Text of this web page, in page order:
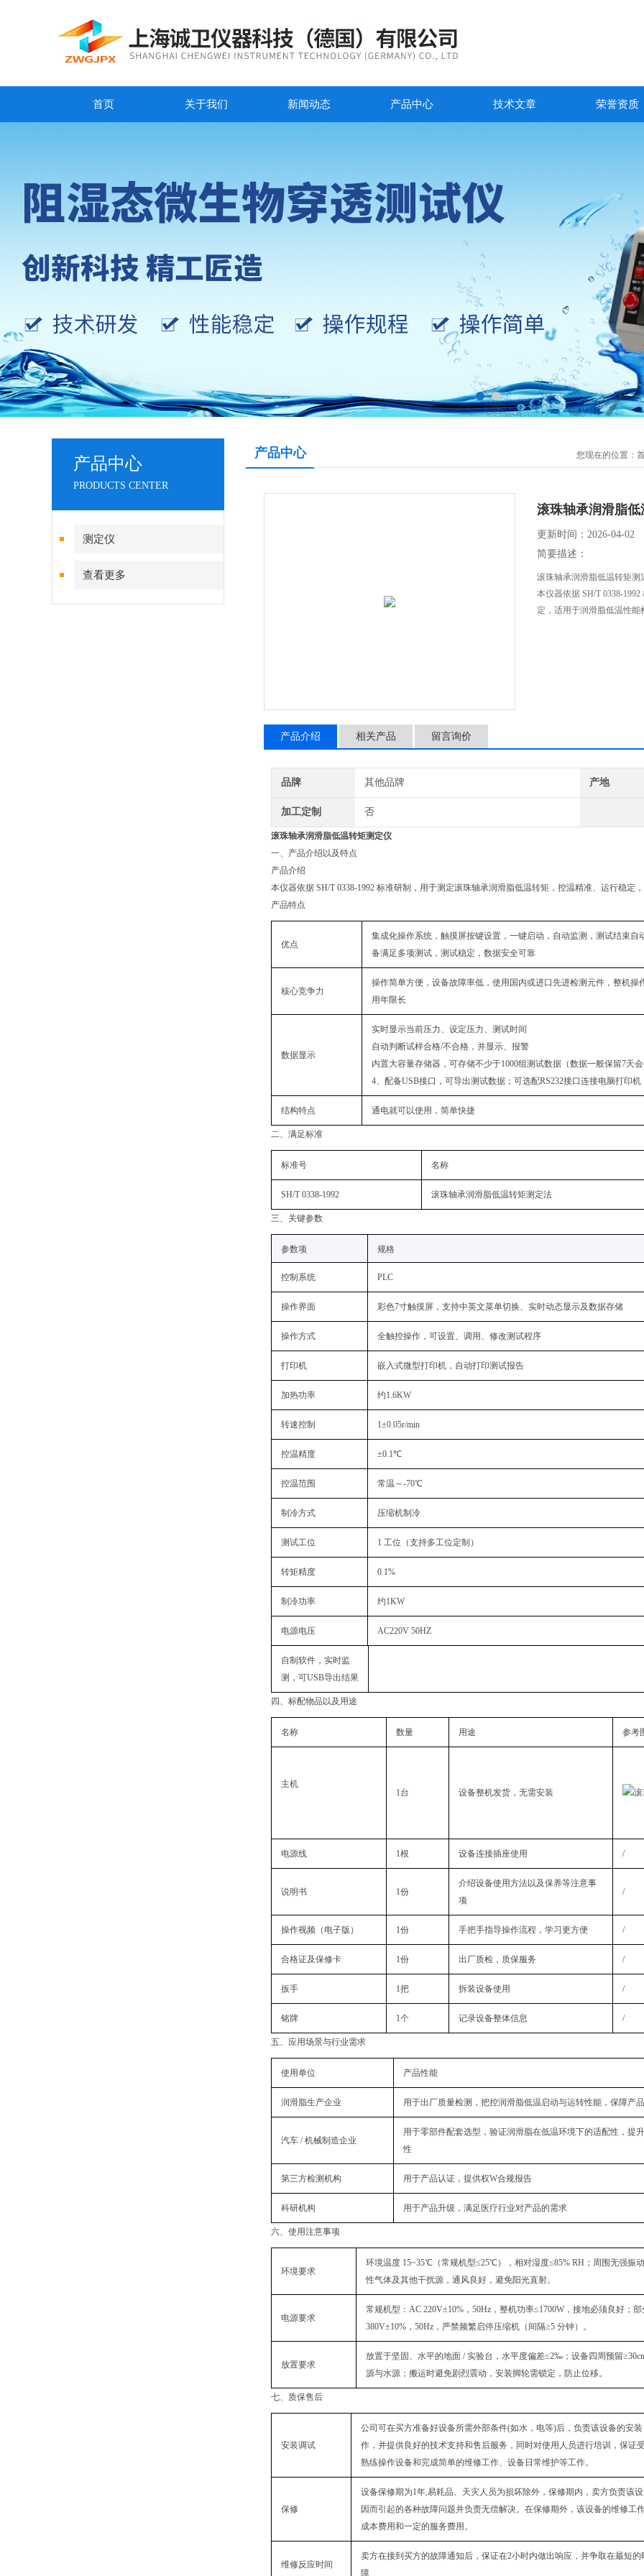
首页 关于我们 新闻动态 产品中心 技术文章 荣誉资质
产品中心
PRODUCTS CENTER
测定仪
查看更多
产品中心 您现在的位置：
滚珠轴承润滑脂
更新时间：2026-04-02
简要描述：
滚珠轴承润滑脂低温转矩测
本仪器依据 SH/T 0338-
定，适用于润滑脂低温性能
产品介绍 相关产品 留言询价
品牌 其他品牌 产地
加工定制 否
滚珠轴承润滑脂低温转矩测定仪
‌一、 产品介绍以及特点
产品介绍
本仪器依据 SH/T 0338-1992 标准研制，用于测定滚珠轴承润滑脂低温转矩，控温精准、运行稳定
产品特点
优点
集成化操作系统，触摸屏按键设置，一键启动，自动监测，测试结束自
备满足多项测试，测试稳定，数据安全可靠
核心竞争力
操作简单方便，设备故障率低，使用国内或进口先进检测元件，整机操
用年限长
数据显示
实时显示当前压力、设定压力、测试时间
自动判断试样合格/不合格，并显示、报警
内置大容量存储器，可存储不少于1000组测试数据（数据一般保留7天
4、配备USB接口，可导出测试数据；可选配RS232接口连接电脑打印机
结构特点 通电就可以使用，简单快捷
二、满足标准
标准号 名称
SH/T 0338-1992 滚珠轴承润滑脂低温转矩测定法
三、关键参数
‌参数项‌ 规格‌
控制系统 PLC
操作界面 彩色7寸触摸屏， 支持中英文菜单切换、实时动态显示及数据存储
操作方式 全触控操作，可设置、调用、修改测试程序
打印机 嵌入式微型打印机，自动打印测试报告
加热功率 约1.6KW
转速控制 1±0.05r/min
控温精度 ±0.1℃
控温范围 常温～-70℃
制冷方式 压缩机制冷
测试工位 1 工位（支持多工位定制）
转矩精度 0.1%
制冷功率 约1KW
电源电压 AC220V 50HZ
自制软件，实时监
测，可USB导出结果
四、标配物品以及用途
名称 数量 用途 参考
主机
1台
设备整机发货，无需安装
电源线 1根 设备连接插座使用 /
说明书 1份
介绍设备使用方法以及保养等注意事
项
/
操作视频（电子版） 1份 手把手指导操作流程，学习更方便 /
合格证及保修卡 1份 出厂质检，质保服务 /
扳手 1把 拆装设备使用 /
铭牌 1个 记录设备整体信息 /
五、 应用场景与行业需求
使用单位 产品性能
润滑脂生产企业 用于出厂质量检测，把控润滑脂低温启动与运转性能，保障产
汽车 / 机械制造企业
用于零部件配套选型，验证润滑脂在低温环境下的适配性，提
性
‌第三方检测机构 用于产品认证，提供权W合规报告
科研机构 用于产品升级，满足医疗行业对产品的需求
六、 使用注意事项
‌环境要求
环境温度 15~35℃（常规机型≤25℃），相对湿度≤85% RH；周围无强振
性气体及其他干扰源，通风良好，避免阳光直射。
电源要求
常规机型：AC 220V±10%，50Hz，整机功率≤1700W，接地必须良好；
380V±10%，50Hz，严禁频繁启停压缩机（间隔≥5 分钟）。
放置要求
放置于坚固、水平的地面 / 实验台，水平度偏差≤2‰；设备四周预留
源与水源；搬运时避免剧烈震动，安装脚轮需锁定，防止位移。
七、质保售后
安装调试
公司可在买方准备好设备所需外部条件(如水，电等)后，负责该设备的安
作，并提供良好的技术支持和售后服务，同时对使用人员进行培训，保证
熟练操作设备和完成简单的维修工作、设备日常维护等工作。
保修
设备保修期为1年,易耗品、天灾人员为损坏除外，保修期内，卖方负责该
因而引起的各种故障问题并负责无偿解决。在保修期外，该设备的维修工
成本费用和一定的服务费用。
维修反应时间
卖方在接到买方的故障通知后，保证在2小时内做出响应，并争取在最短
障